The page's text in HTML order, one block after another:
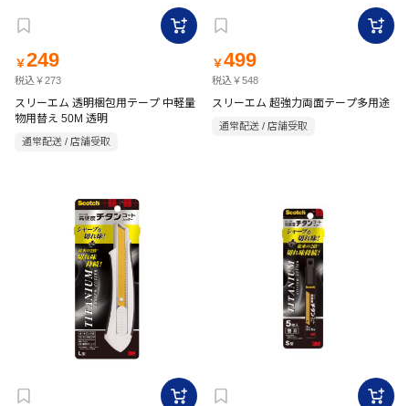
￥249
税込￥273
スリーエム 透明梱包用テープ 中軽量
物用替え 50M 透明
通常配送 / 店舗受取
￥499
税込￥548
スリーエム 超強力両面テープ多用途
通常配送 / 店舗受取